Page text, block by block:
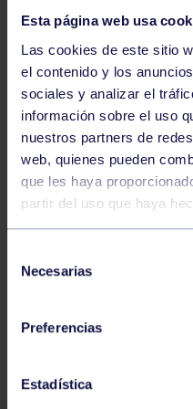
Esta página web usa
Las cookies de este sitio
el contenido y los
sociales y analizar el
información sobre el uso
nuestros partners de
web, quienes pueden
que les haya
partir del uso que haya
Necesarias
Preferencias
Estadística
Hockey 28 Jul 2026
ÓSCAR
MUNDIAL
Hockey